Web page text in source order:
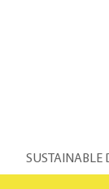
SUSTAINABLE